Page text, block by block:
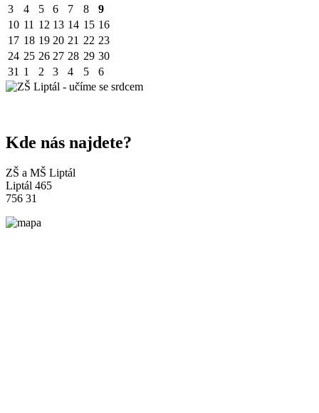
3
4 5 6 7 8
9
10 11 12 13 14 15 16
17 18 19 20 21 22 23
24 25 26 27 28 29 30
31 1 2 3 4 5 6
Kde nás najdete?
ZŠ a MŠ Liptál
Liptál 465
756 31